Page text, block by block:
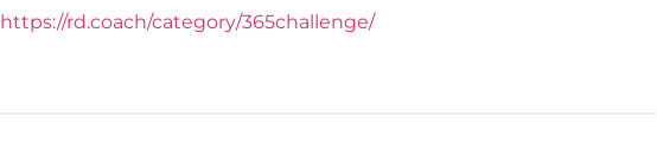
https://rd.coach/category/365challenge/